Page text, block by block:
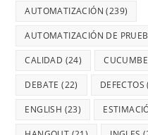
AUTOMATIZACIÓN (239)
AUTOMATIZACIÓN DE
CALIDAD (24)
DEBATE (22) DEFECTOS
ENGLISH (23)